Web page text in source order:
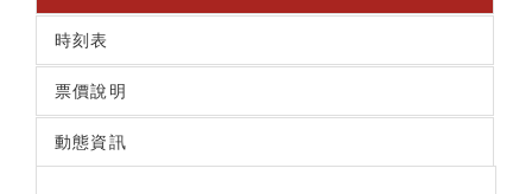
時刻表
票價說明
動態資訊